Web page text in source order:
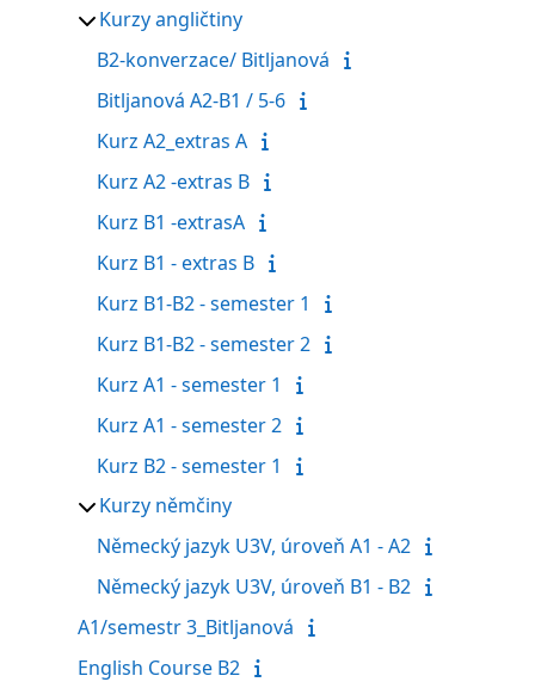
Kurzy angličtiny
B2-konverzace/ Bitljanová
Bitljanová A2-B1 / 5-6
Kurz A2_extras A
Kurz A2 -extras B
Kurz B1 -extrasA
Kurz B1 - extras B
Kurz B1-B2 - semester 1
Kurz B1-B2 - semester 2
Kurz A1 - semester 1
Kurz A1 - semester 2
Kurz B2 - semester 1
Kurzy němčiny
Německý jazyk U3V, úroveň A1 - A2
Německý jazyk U3V, úroveň B1 - B2
A1/semestr 3_Bitljanová
English Course B2